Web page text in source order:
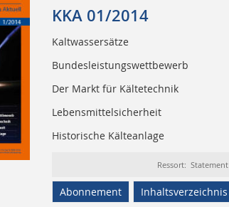
KKA 01/2014
Kaltwassersätze
Bundesleistungswettbewerb
Der Markt für Kältetechnik
Lebensmittelsicherheit
Historische Kälteanlage
Ressort: Statement
Abonnement Inhaltsverzeichnis